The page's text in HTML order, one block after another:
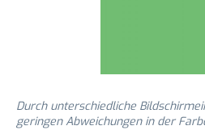
Durch unterschiedliche
geringen Abweichungen in der